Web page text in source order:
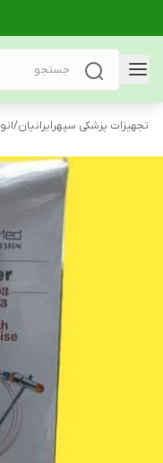
تجهیزات پزشکی سپهرایرانیان/